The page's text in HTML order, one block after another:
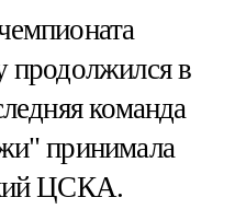
продолжился в
команда
принимала
ЦСКА.